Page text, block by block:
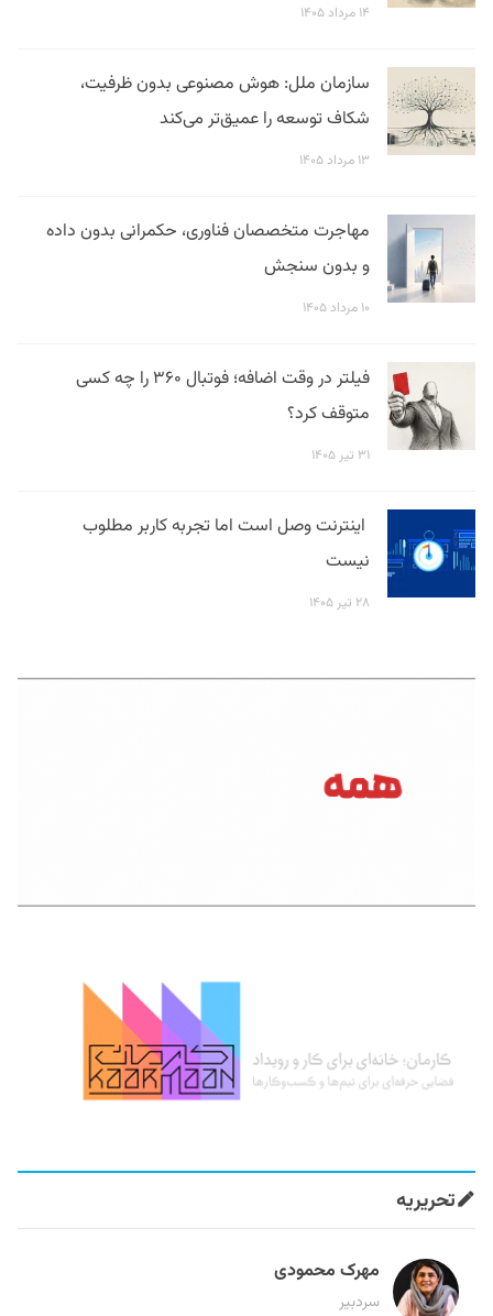
۱۴ مرداد ۱۴۰۵
سازمان ملل: هوش مصنوعی بدون ظرفیت،
شکاف توسعه را عمیق‌تر می‌کند
۱۳ مرداد ۱۴۰۵
مهاجرت متخصصان فناوری، حکمرانی بدون داده
و بدون سنجش
۱۰ مرداد ۱۴۰۵
فیلتر در وقت اضافه؛ فوتبال ۳۶۰ را چه کسی
متوقف کرد؟
۳۱ تیر ۱۴۰۵
اینترنت وصل است اما تجربه کاربر مطلوب
نیست
۲۸ تیر ۱۴۰۵
تحریریه
مهرک محمودی
سردبیر